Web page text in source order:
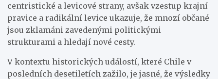
centristické a levicové strany, avšak vzestup krajní
pravice a radikální levice ukazuje, že mnozí občané
jsou zklamáni zavedenými politickými
strukturami a hledají nové cesty.
V kontextu historických událostí, které Chile v
posledních desetiletích zažilo, je jasné, že výsledky